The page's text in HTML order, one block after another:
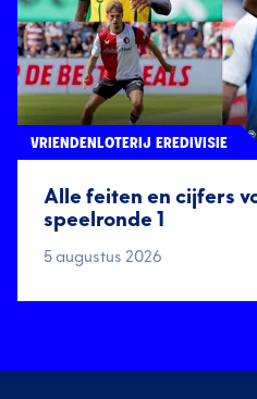
Alle feiten en cijfers
speelronde 1
VRIENDENLOTERIJ EREDIVISIE
5 augustus 2026